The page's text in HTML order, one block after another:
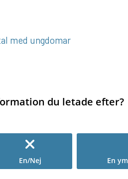
med ungdomar
du letade efter?
En/Nej En